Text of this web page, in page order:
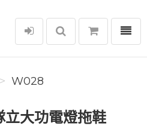
選單
W028
立大功電燈拖鞋